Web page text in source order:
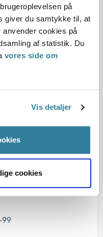
på
giver du samtykke til, at
cookies på
af statistik. Du
vores side om
Vis detaljer
cookies
den 2. maj 2019,
99